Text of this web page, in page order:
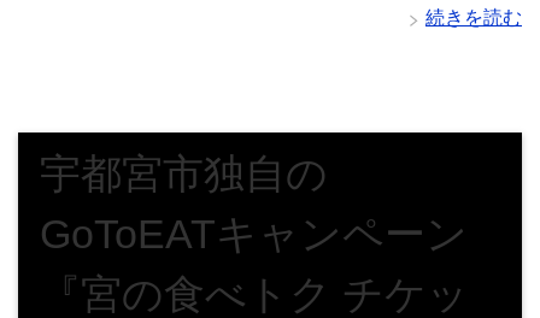
続きを読む
宇都宮市独自の
GoToEATキャンペーン
『宮の食べトク チケッ